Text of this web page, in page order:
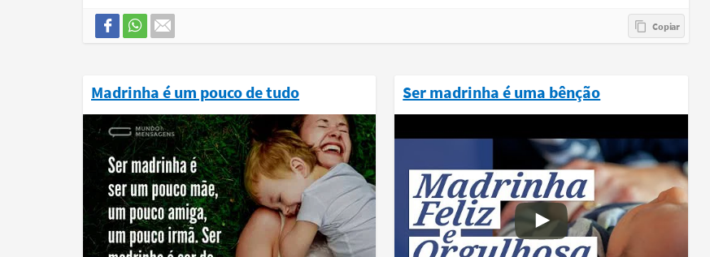
Madrinha é um pouco de tudo Ser madrinha é uma bênção